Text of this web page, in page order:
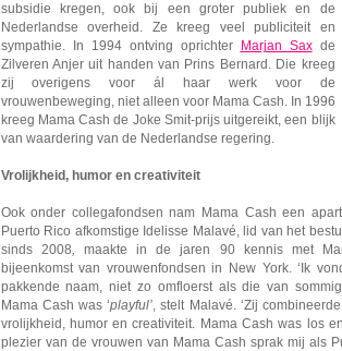
subsidie kregen, ook bij een groter publiek en de
Nederlandse overheid. Ze kreeg veel publiciteit en
sympathie. In 1994 ontving oprichter
Marjan Saxde
Zilveren Anjer uit handen van Prins Bernard. Die kreeg
zij overigens voor ál haar werk voor de
vrouwenbeweging, niet alleen voor Mama Cash. In 1996
kreeg Mama Cash de Joke Smit-prijs uitgereikt, een blijk
van waardering van de Nederlandse regering.
Vrolijkheid, humor en creativiteit
Ook onder collegafondsen nam Mama Cash een
Puerto Rico afkomstige Idelisse Malavé, lid van het
sinds 2008
maakte in de jaren 90 kennis met
bijeenkomst van vrouwenfondsen in New York. ‘Ik
pakkende naam, niet zo omfloerst als die van
Mama Cash was ‘playful’ , stelt Malavé. ‘Zij
vrolijkheid, humor en creativiteit. Mama Cash was los
plezier van de vrouwen van Mama Cash sprak mij als